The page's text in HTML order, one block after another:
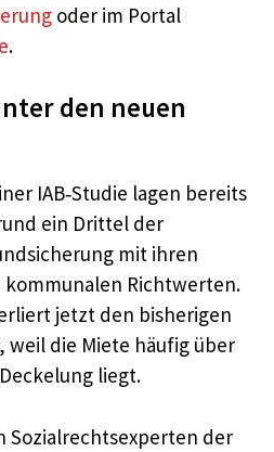
oder im Portal
.
den neuen
IAB‑Studie lagen bereits
ein Drittel der
mit ihren
Richtwerten.
jetzt den bisherigen
weil die Miete häufig über
liegt.
Sozialrechtsexperten der